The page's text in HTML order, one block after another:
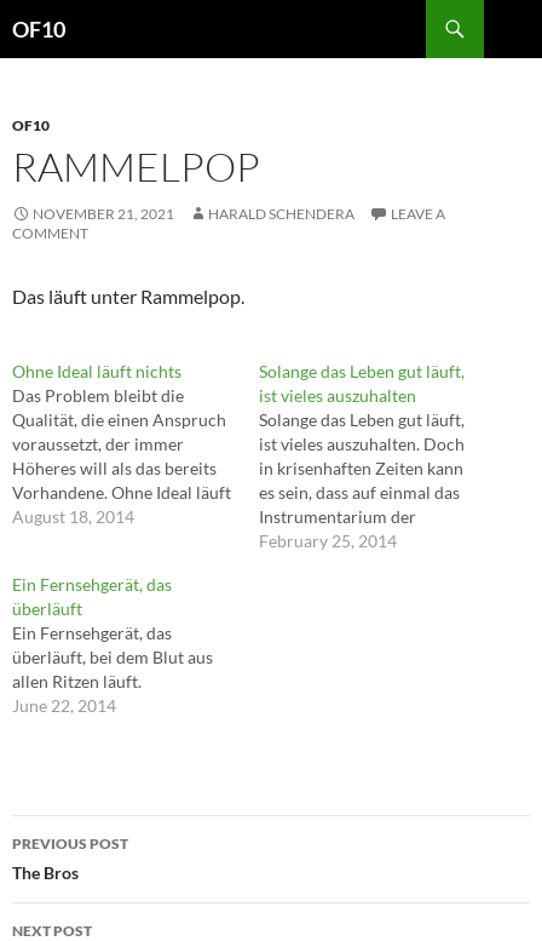
OF10
OF10
RAMMELPOP
NOVEMBER 21, 2021 HARALD SCHENDERA
LEAVE A
COMMENT
Das läuft unter Rammelpop.
Ohne Ideal läuft nichts
Das Problem bleibt die
Qualität, die einen Anspruch
voraussetzt, der immer
Höheres will als das bereits
Vorhandene. Ohne Ideal läuft
nichts. ---Gerhard Richter
August 18, 2014
Solange das Leben gut läuft,
ist vieles auszuhalten
Solange das Leben gut läuft,
ist vieles auszuhalten. Doch
in krisenhaften Zeiten kann
es sein, dass auf einmal das
Instrumentarium der
Bewältigung fehlt. Dieses
February 25, 2014
Ein Fernsehgerät, das
überläuft
Ein Fernsehgerät, das
überläuft, bei dem Blut aus
allen Ritzen läuft.
June 22, 2014
Post
navigation
PREVIOUS POST
The Bros
NEXT POST